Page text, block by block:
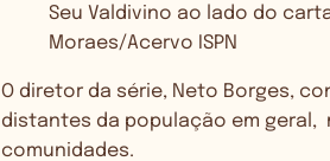
Seu Valdivino ao lado do
Moraes/Acervo ISPN
O diretor da série, Neto Borges,
distantes da população em
comunidades.